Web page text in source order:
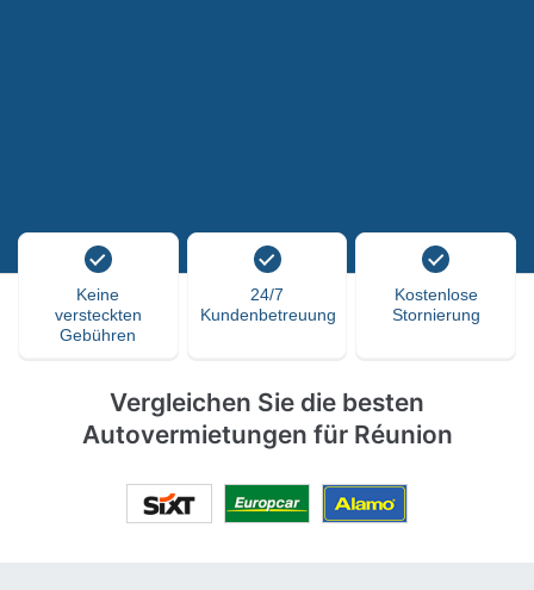
Keine
versteckten
Gebühren
24/7
Kundenbetreuung
Kostenlose
Stornierung
Vergleichen Sie die besten
Autovermietungen für Réunion